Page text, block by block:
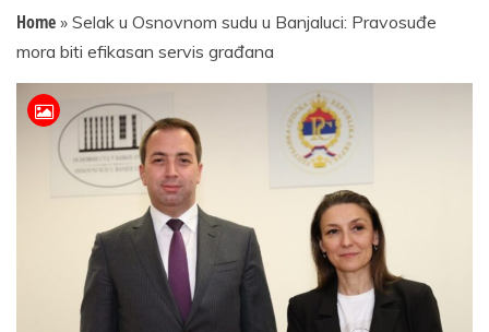
Home » Selak u Osnovnom sudu u Banjaluci: Pravosuđe
mora biti efikasan servis građana